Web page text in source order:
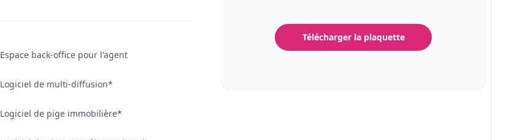
Espace back-office pour l'agent
Logiciel de multi-diffusion*
Logiciel de pige immobilière*
Télécharger la plaquette